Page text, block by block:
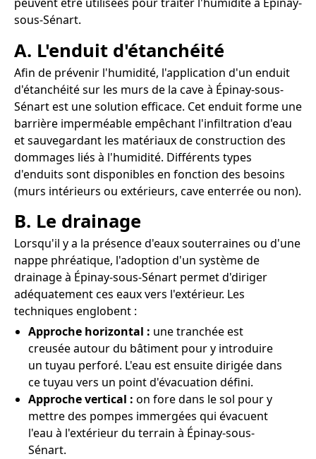
sous-Sénart.
A. L'enduit d'étanchéité
Afin de prévenir l'humidité, l'application d'un enduit
d'étanchéité sur les murs de la cave à Épinay-sous-
Sénart est une solution efficace. Cet enduit forme une
barrière imperméable empêchant l'infiltration d'eau
et sauvegardant les matériaux de construction des
dommages liés à l'humidité. Différents types
d'enduits sont disponibles en fonction des besoins
(murs intérieurs ou extérieurs, cave enterrée ou non).
B. Le drainage
Lorsqu'il y a la présence d'eaux souterraines ou d'une
nappe phréatique, l'adoption d'un système de
drainage à Épinay-sous-Sénart permet d'diriger
adéquatement ces eaux vers l'extérieur. Les
techniques englobent :
Approche horizontal : une tranchée est
creusée autour du bâtiment pour y introduire
un tuyau perforé. L'eau est ensuite dirigée dans
ce tuyau vers un point d'évacuation défini.
Approche vertical : on fore dans le sol pour y
mettre des pompes immergées qui évacuent
l'eau à l'extérieur du terrain à Épinay-sous-
Sénart.